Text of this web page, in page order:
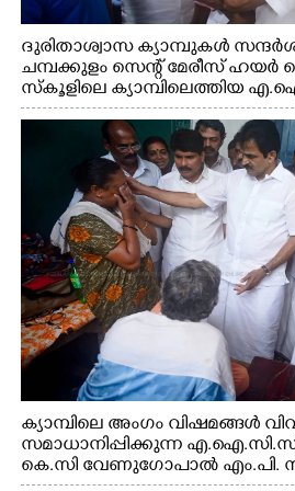
ദുരിതാശ്വാസ ക്യാമ്പുകൾ
ചമ്പക്കുളം സെന്റ് മേരീസ് ഹയർ
സ്കൂളിലെ ക്യാമ്പിലെത്തിയ
സെക്രട്ടറി കെ.സി
എടുത്ത് ലാളിച്ചപ്പോൾ.
വകുപ്പ് മന്ത്രി എം. ലിജു, കൃഷിവകുപ്പ്
റെജി ചെറിയാൻ എം. എൽ. എ
ക്യാമ്പിലെ അംഗം വിഷമങ്ങൾ
സമാധാനിപ്പിക്കുന്ന
കെ.സി വേണുഗോപാൽ